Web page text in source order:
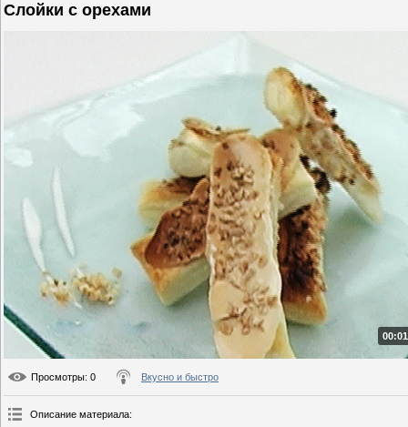
Слойки с орехами
Просмотры: 0 Вкусно и быстро
Описание материала: